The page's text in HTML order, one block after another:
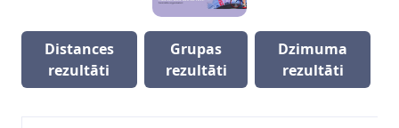
Distances
rezultāti
Grupas
rezultāti
Dzimuma
rezultāti